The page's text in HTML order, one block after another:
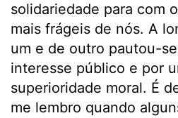
solidariedade para com
mais frágeis de nós. A
um e de outro pautou-
interesse público e por
superioridade moral. É
me lembro quando